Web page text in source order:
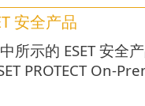
安全产品
所示的 ESET 安全
PROTECT On-